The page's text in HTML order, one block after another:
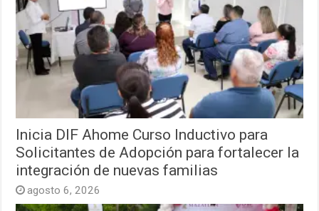
Inicia DIF Ahome Curso Inductivo para
Solicitantes de Adopción para fortalecer la
integración de nuevas familias
agosto 6, 2026